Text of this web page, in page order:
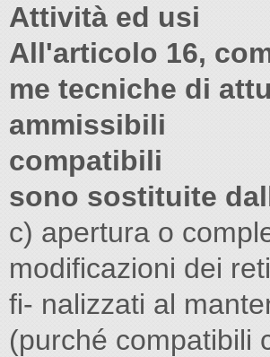
Attività ed usi
All'articolo 16,
me tecniche di
ammissibili
compatibili
sono sostituite
c) apertura o
modificazioni dei
fi- nalizzati al
(purché compatibili